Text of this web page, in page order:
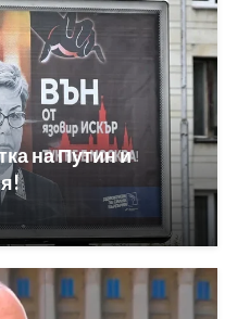
на Путин и